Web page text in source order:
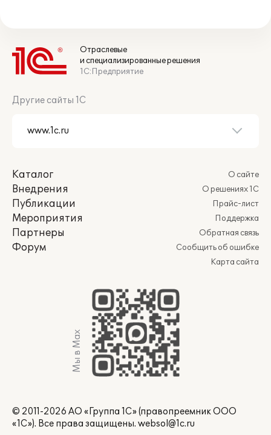
Отраслевые
и специализированные решения
1С:Предприятие
Другие сайты 1С
Каталог
Внедрения
Публикации
Мероприятия
Партнеры
Форум
О сайте
О решениях 1С
Прайс-лист
Поддержка
Обратная связь
Сообщить об ошибке
Карта сайта
Мы в Max
© 2011-2026 АО «Группа 1С» (правопреемник ООО
«1С»). Все права защищены. websol@1c.ru